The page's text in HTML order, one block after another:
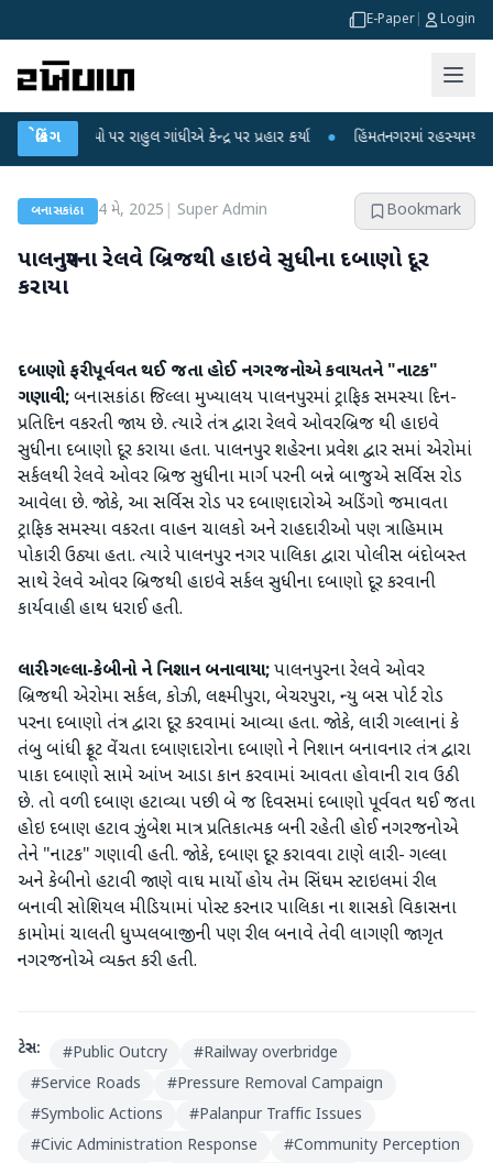
E-Paper Login
બ્રેકિંગ
પર રાહુલ ગાંધીએ કેન્દ્ર પર પ્રહાર કર્યા ● હિંમતનગરમાં રહસ્યમય વાયરસ કે
બનાસકાંઠા 4 મે, 2025 Super Admin Bookmark
પાલનપુરના રેલવે બ્રિજથી હાઇવે સુધીના દબાણો દૂર
કરાયા
દબાણો ફરી પૂર્વવત થઈ જતા હોઈ નગરજનોએ કવાયતને "નાટક"
ગણાવી;બનાસકાંઠા જિલ્લા મુખ્યાલય પાલનપુરમાં ટ્રાફિક સમસ્યા દિન-
પ્રતિદિન વકરતી જાય છે. ત્યારે તંત્ર દ્વારા રેલવે ઓવરબ્રિજ થી હાઇવે
સુધીના દબાણો દૂર કરાયા હતા. પાલનપુર શહેરના પ્રવેશ દ્વાર સમાં એરોમાં
સર્કલથી રેલવે ઓવર બ્રિજ સુધીના માર્ગ પરની બન્ને બાજુએ સર્વિસ રોડ
આવેલા છે. જોકે, આ સર્વિસ રોડ પર દબાણદારોએ અડિંગો જમાવતા
ટ્રાફિક સમસ્યા વકરતા વાહન ચાલકો અને રાહદારીઓ પણ ત્રાહિમામ
પોકારી ઉઠ્યા હતા. ત્યારે પાલનપુર નગર પાલિકા દ્વારા પોલીસ બંદોબસ્ત
સાથે રેલવે ઓવર બ્રિજથી હાઇવે સર્કલ સુધીના દબાણો દૂર કરવાની
કાર્યવાહી હાથ ધરાઈ હતી.
લારી-ગલ્લા-કેબીનો ને નિશાન બનાવાયા;પાલનપુરના રેલવે ઓવર
બ્રિજથી એરોમા સર્કલ, કોઝી, લક્ષ્મીપુરા, બેચરપુરા, ન્યુ બસ પોર્ટ રોડ
પરના દબાણો તંત્ર દ્વારા દૂર કરવામાં આવ્યા હતા. જોકે, લારી ગલ્લાનાં કે
તંબુ બાંધી ફ્રૂટ વેંચતા દબાણદારોના દબાણો ને નિશાન બનાવનાર તંત્ર દ્વારા
પાકા દબાણો સામે આંખ આડા કાન કરવામાં આવતા હોવાની રાવ ઉઠી
છે. તો વળી દબાણ હટાવ્યા પછી બે જ દિવસમાં દબાણો પૂર્વવત થઈ જતા
હોઇ દબાણ હટાવ ઝુંબેશ માત્ર પ્રતિકાત્મક બની રહેતી હોઈ નગરજનોએ
તેને "નાટક" ગણાવી હતી. જોકે, દબાણ દૂર કરાવવા ટાણે લારી- ગલ્લા
અને કેબીનો હટાવી જાણે વાઘ માર્યો હોય તેમ સિંઘમ સ્ટાઇલમાં રીલ
બનાવી સોશિયલ મીડિયામાં પોસ્ટ કરનાર પાલિકા ના શાસકો વિકાસના
કામોમાં ચાલતી ધુપ્પલબાજીની પણ રીલ બનાવે તેવી લાગણી જાગૃત
નગરજનોએ વ્યક્ત કરી હતી.
ટેગ્સ: #Public Outcry #Railway overbridge
#Service Roads #Pressure Removal Campaign
#Symbolic Actions #Palanpur Traffic Issues
#Civic Administration Response #Community Perception